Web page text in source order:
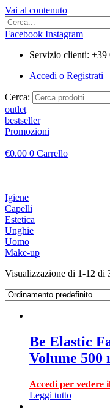
Vai al contenuto
Facebook Instagram
Servizio clienti: +39
Accedi o Registrati
Cerca:
outlet
bestseller
Promozioni
€0.00 0 Carrello
Igiene
Capelli
Estetica
Unghie
Uomo
Make-up
Visualizzazione di 1-12 di
Be Elastic
Volume 500
Accedi per vedere
Leggi tutto